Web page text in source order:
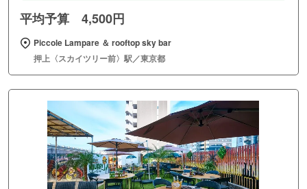
平均予算 4,500円
Piccole Lampare ＆ rooftop sky bar
押上〈スカイツリー前〉駅／東京都